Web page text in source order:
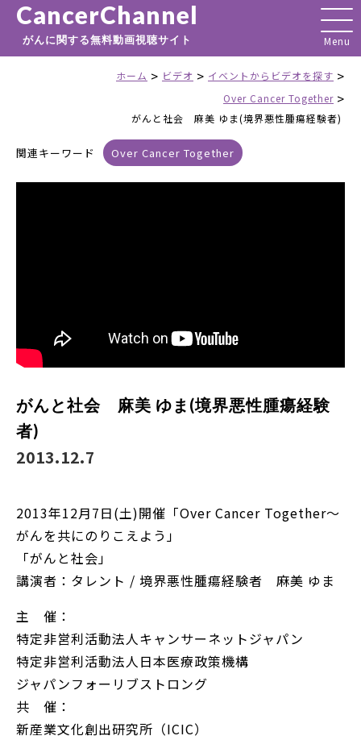
CancerChannel
がんに関する無料動画視聴サイト
ホーム > ビデオ > イベントからビデオを探す >
Over Cancer Together >
がんと社会 麻美 ゆま(境界悪性腫瘍経験者)
関連キーワード Over Cancer Together
がんと社会 麻美 ゆま(境界悪性腫瘍経験
者)
2013.12.7
2013年12月7日(土)開催「Over Cancer Together～
がんを共にのりこえよう」
「がんと社会」
講演者：タレント / 境界悪性腫瘍経験者 麻美 ゆま
主 催：
特定非営利活動法人キャンサーネットジャパン
特定非営利活動法人日本医療政策機構
ジャパンフォーリブストロング
共 催：
新産業文化創出研究所（ICIC）